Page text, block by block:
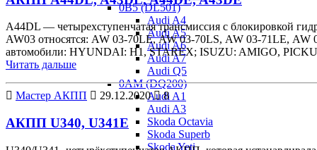
0B5 (DL501)
Audi A4
Audi A5
Audi A6
Audi A7
Audi Q5
0AM (DQ200)
Audi A1
Audi A3
Skoda Octavia
Skoda Superb
Skoda Yeti
A44DL — четырехступенчатая трансмиссия с блокировкой
AW03 относятся: AW 03-70LE, AW 03-70LS, AW 03‑71LE,
автомобили: HYUNDAI: H1, STAREX; ISUZU: AMIGO,
Читать дальше
Мастер АКПП 29.12.2020 8
АКПП U340, U341E